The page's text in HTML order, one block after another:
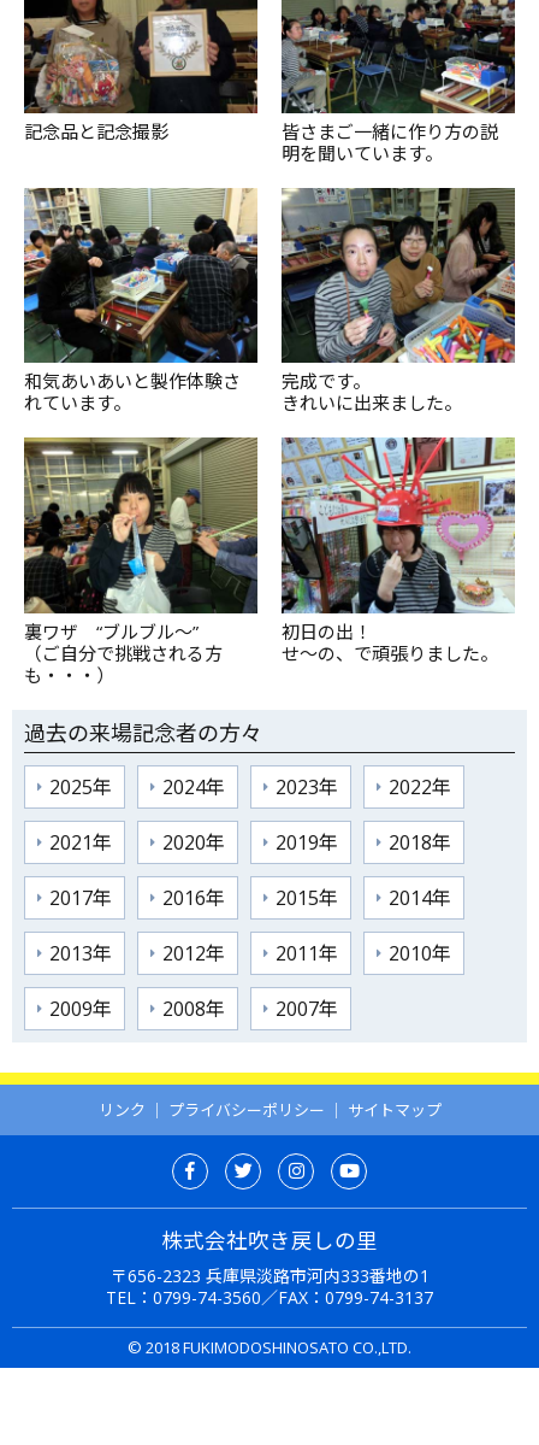
記念品と記念撮影
皆さまご一緒に作り方の説
明を聞いています。
和気あいあいと製作体験さ
れています。
完成です。
きれいに出来ました。
裏ワザ “ブルブル～”
（ご自分で挑戦される方
も・・・）
初日の出！
せ～の、で頑張りました。
過去の来場記念者の方々
2025年 2024年 2023年 2022年
2021年 2020年 2019年 2018年
2017年 2016年 2015年 2014年
2013年 2012年 2011年 2010年
2009年 2008年 2007年
リンク ｜ プライバシーポリシー ｜ サイトマップ
株式会社吹き戻しの里
〒656-2323 兵庫県淡路市河内333番地の1
TEL： 0799-74-3560／FAX：0799-74-3137
© 2018 FUKIMODOSHINOSATO CO.,LTD.